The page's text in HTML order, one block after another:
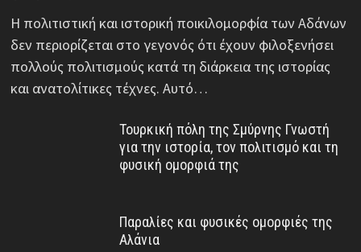
Η πολιτιστική και ιστορική ποικιλομορφία των Αδάνων
δεν περιορίζεται στο γεγονός ότι έχουν φιλοξενήσει
πολλούς πολιτισμούς κατά τη διάρκεια της ιστορίας
και ανατολίτικες τέχνες. Αυτό…
Τουρκική πόλη της Σμύρνης Γνωστή
για την ιστορία, τον πολιτισμό και τη
φυσική ομορφιά της
Παραλίες και φυσικές ομορφιές της
Αλάνια